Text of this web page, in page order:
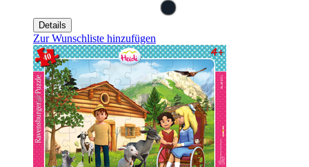
Details
Zur Wunschliste hinzufügen